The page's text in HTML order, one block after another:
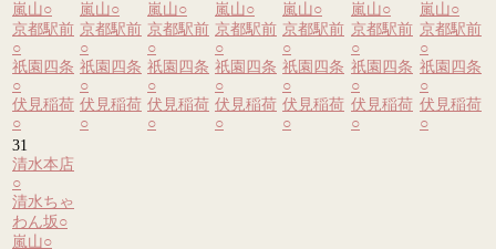
嵐山○
京都駅前
○
祇園四条
○
伏見稲荷
○
嵐山○
京都駅前
○
祇園四条
○
伏見稲荷
○
嵐山○
京都駅前
○
祇園四条
○
伏見稲荷
○
嵐山○
京都駅前
○
祇園四条
○
伏見稲荷
○
嵐山○
京都駅前
○
祇園四条
○
伏見稲荷
○
嵐山○
京都駅前
○
祇園四条
○
伏見稲荷
○
嵐山○
京都駅前
○
祇園四条
○
伏見稲荷
○
31
清水本店
○
清水ちゃ
わん坂○
嵐山○